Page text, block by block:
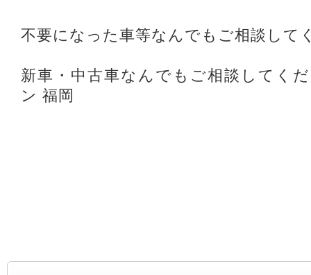
不要になった車等なんでもご相談して
新車・中古車なんでもご相談してく
ン 福岡